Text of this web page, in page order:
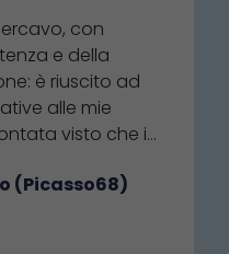
con
e della
è riuscito ad
alle mie
visto che i
E
decine d'euro:
(Picasso68)